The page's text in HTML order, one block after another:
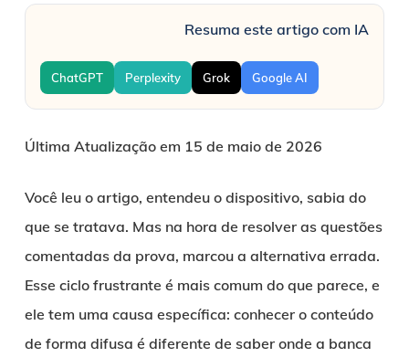
Resuma este artigo com IA
ChatGPT Perplexity Grok Google AI
Última Atualização em 15 de maio de 2026
Você leu o artigo, entendeu o dispositivo, sabia do
que se tratava. Mas na hora de resolver as questões
comentadas da prova, marcou a alternativa errada.
Esse ciclo frustrante é mais comum do que parece, e
ele tem uma causa específica: conhecer o conteúdo
de forma difusa é diferente de saber onde a banca